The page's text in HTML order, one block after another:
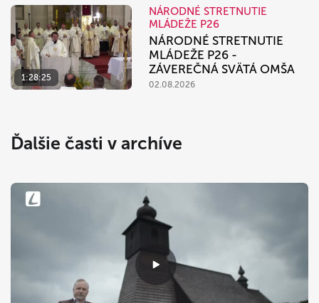
1:28:25
NÁRODNÉ STRETNUTIE
MLÁDEŽE P26
NÁRODNÉ STRETNUTIE
MLÁDEŽE P26 -
ZÁVEREČNÁ SVÄTÁ OMŠA
02.08.2026
Ďalšie časti v archíve